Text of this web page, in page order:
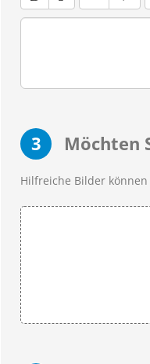
3 Möchten
Hilfreiche Bilder